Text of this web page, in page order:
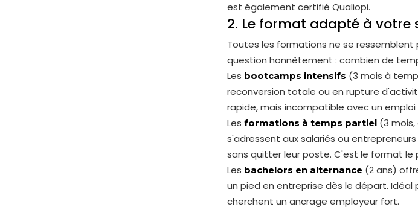
est également certifié Qualiopi.
2. Le format adapté à votre
Toutes les formations ne se
question honnêtement : combien de
Les bootcamps intensifs (3 mois à
reconversion totale ou en rupture
rapide, mais incompatible avec un
Lesformations à temps partiel (3
s'adressent aux salariés ou
sans quitter leur poste. C'est le format le
Les bachelors en alternance (2 ans)
un pied en entreprise dès le départ. Idéal
cherchent un ancrage employeur fort.